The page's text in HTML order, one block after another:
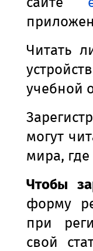
Читать
учебной
могут
мира, где
Чтобы
форму
при
свой